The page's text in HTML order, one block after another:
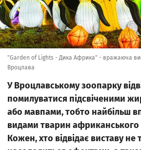
"Garden of Lights - Дика Африка" - вражаюча
Вроцлава
У Вроцлавському зоопарку
помилуватися підсвіченими
або мавпами, тобто найбільш
видами тварин африканського
Кожен, хто відвідає виставу не